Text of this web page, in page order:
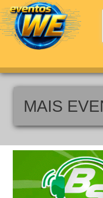
MAIS